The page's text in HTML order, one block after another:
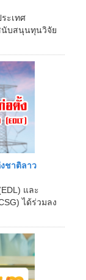
ะเทศ
นับสนุนทุนวิจัย
ชาติลาว
และ
ได้ร่วมลง